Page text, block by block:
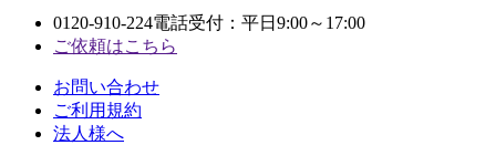
0120-910-224電話受付：平日9:00～17:00
ご依頼はこちら
お問い合わせ
ご利用規約
法人様へ